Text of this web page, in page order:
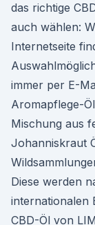
das richtige
auch wählen:
Internetseite
immer per E-
Aromapflege-
Mischung aus
Johanniskraut
Diese werden
internationalen
CBD-Öl von